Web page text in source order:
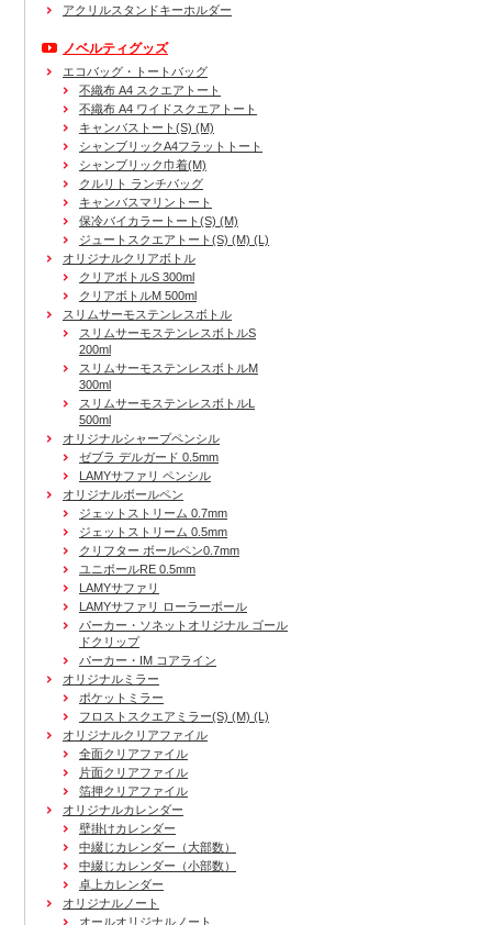
アクリルスタンドキーホルダー
ノベルティグッズ
エコバッグ・トートバッグ
不織布 A4 スクエアトート
不織布 A4 ワイドスクエアトート
キャンバストート(S) (M)
シャンブリックA4フラットトート
シャンブリック巾着(M)
クルリト ランチバッグ
キャンバスマリントート
保冷バイカラートート(S) (M)
ジュートスクエアトート(S) (M) (L)
オリジナルクリアボトル
クリアボトルS 300ml
クリアボトルM 500ml
スリムサーモステンレスボトル
スリムサーモステンレスボトルS
200ml
スリムサーモステンレスボトルM
300ml
スリムサーモステンレスボトルL
500ml
オリジナルシャープペンシル
ゼブラ デルガード 0.5mm
LAMYサファリ ペンシル
オリジナルボールペン
ジェットストリーム 0.7mm
ジェットストリーム 0.5mm
クリフター ボールペン0.7mm
ユニボールRE 0.5mm
LAMYサファリ
LAMYサファリ ローラーボール
パーカー・ソネットオリジナル ゴール
ドクリップ
パーカー・IM コアライン
オリジナルミラー
ポケットミラー
フロストスクエアミラー(S) (M) (L)
オリジナルクリアファイル
全面クリアファイル
片面クリアファイル
箔押クリアファイル
オリジナルカレンダー
壁掛けカレンダー
中綴じカレンダー（大部数）
中綴じカレンダー（小部数）
卓上カレンダー
オリジナルノート
オールオリジナルノート